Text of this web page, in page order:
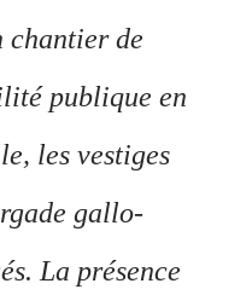
chantier de
publique en
les vestiges
gallo-
La présence